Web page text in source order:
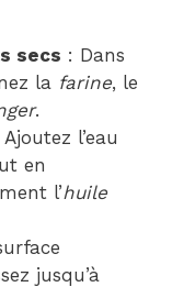
secs : Dans
la farine, le
.
Ajoutez l’eau
en
l’huile
jusqu’à